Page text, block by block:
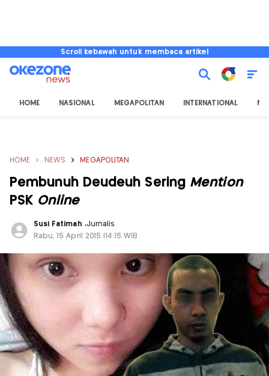
Scroll kebawah untuk membaca artikel
HOME NASIONAL MEGAPOLITAN INTERNATIONAL
HOME NEWS MEGAPOLITAN
Pembunuh Deudeuh Sering Mention
PSK Online
Susi Fatimah ,Jurnalis
Rabu, 15 April 2015 |14:15 WIB